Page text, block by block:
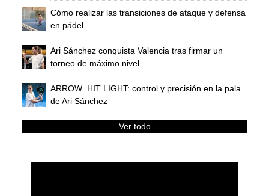
Cómo realizar las transiciones de ataque y defensa
en pádel
Ari Sánchez conquista Valencia tras firmar un
torneo de máximo nivel
ARROW_HIT LIGHT: control y precisión en la pala
de Ari Sánchez
Ver todo